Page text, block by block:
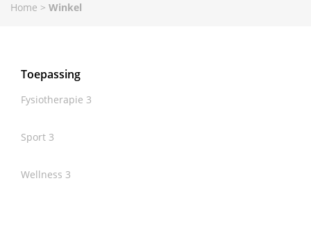
Home > Winkel
Toepassing
Fysiotherapie 3
Sport 3
Wellness 3